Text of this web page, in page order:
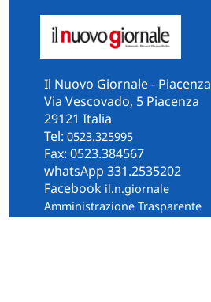
Il Nuovo Giornale - Piacenza
Via Vescovado, 5 Piacenza
29121 Italia
Tel: 0523.325995
Fax: 0523.384567
whatsApp 331.2535202
Facebook il.n.giornale
Amministrazione Trasparente